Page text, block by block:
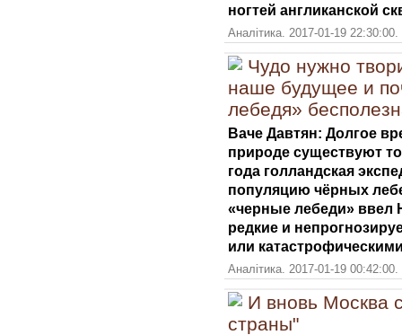
ногтей англиканской
Аналітика. 2017-01-19
Чудо нужно
наше будущее и
лебедя»
Ваче Давтян: Долгое
природе существуют
года голландская
популяцию чёрных
«черные лебеди» ввел
редкие и
или
Аналітика. 2017-01-19
И вновь Москва
страны"